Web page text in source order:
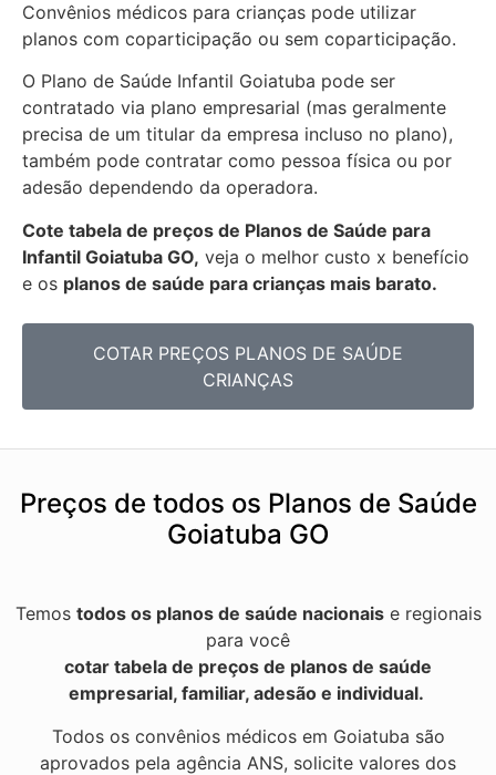
Convênios médicos para crianças pode utilizar
planos com coparticipação ou sem coparticipação.
O Plano de Saúde Infantil Goiatuba pode ser
contratado via plano empresarial (mas geralmente
precisa de um titular da empresa incluso no plano),
também pode contratar como pessoa física ou por
adesão dependendo da operadora.
Cote tabela de preços de Planos de Saúde para
Infantil Goiatuba GO, veja o melhor custo x benefício
e os planos de saúde para crianças mais barato.
COTAR PREÇOS PLANOS DE SAÚDE
CRIANÇAS
Preços de todos os Planos de Saúde
Goiatuba GO
Temos todos os planos de saúde nacionaise regionais
para você
cotar tabela de preços de planos de saúde
empresarial, familiar, adesão e individual.
Todos os convênios médicos em Goiatuba são
aprovados pela agência ANS, solicite valores dos